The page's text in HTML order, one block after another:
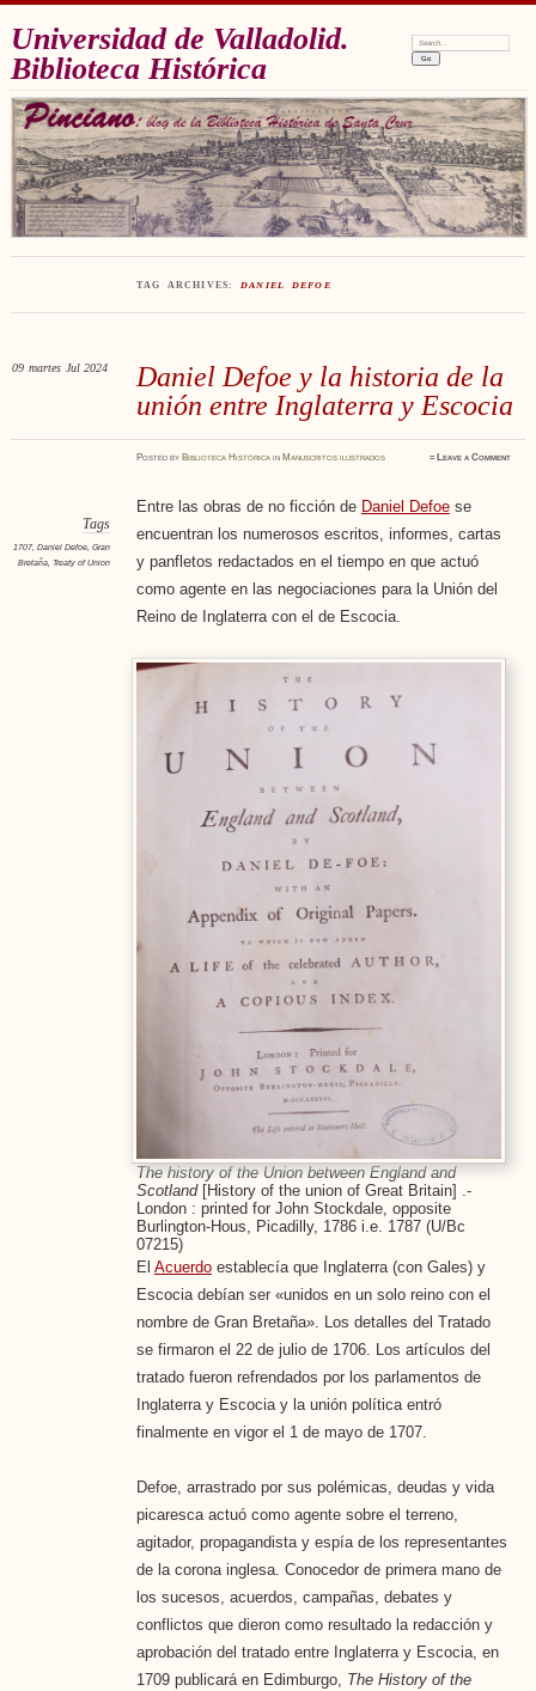
Universidad de Valladolid.
Biblioteca Histórica
Search:
TAG ARCHIVES: DANIEL DEFOE
Daniel Defoe y la historia de la
unión entre Inglaterra y Escocia
09 martes Jul 2024
Postedby Biblioteca Histórica in Manuscritos ilustrados ≈ Leave a Comment
Tags
1707, Daniel Defoe, Gran
Bretaña, Treaty of Union
Entre las obras de no ficción de Daniel Defoese
encuentran los numerosos escritos, informes, cartas
y panfletos redactados en el tiempo en que actuó
como agente en las negociaciones para la Unión del
Reino de Inglaterra con el de Escocia.
The history of the Union between England and
Scotland [History of the union of Great Britain] .-
London : printed for John Stockdale, opposite
Burlington-Hous, Picadilly, 1786 i.e. 1787 (U/Bc
07215)
El Acuerdoestablecía que Inglaterra (con Gales) y
Escocia debían ser «unidos en un solo reino con el
nombre de Gran Bretaña». Los detalles del Tratado
se firmaron el 22 de julio de 1706. Los artículos del
tratado fueron refrendados por los parlamentos de
Inglaterra y Escocia y la unión política entró
finalmente en vigor el 1 de mayo de 1707.
Defoe, arrastrado por sus polémicas, deudas y vida
picaresca actuó como agente sobre el terreno,
agitador, propagandista y espía de los representantes
de la corona inglesa. Conocedor de primera mano de
los sucesos, acuerdos, campañas, debates y
conflictos que dieron como resultado la redacción y
aprobación del tratado entre Inglaterra y Escocia, en
1709 publicará en Edimburgo, The History of the